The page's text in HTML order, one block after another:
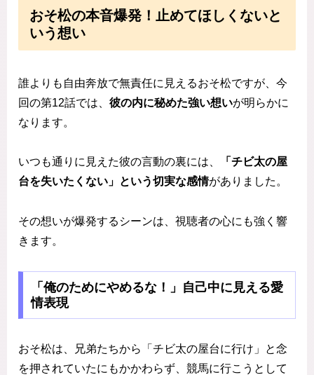
おそ松の本音爆発！止めてほしくないと
いう想い
誰よりも自由奔放で無責任に見えるおそ松ですが、今
回の第12話では、 彼の内に秘めた強い想いが明らかに
なります。
いつも通りに見えた彼の言動の裏には、
「チビ太の屋
台を失いたくない」という切実な感情がありました。
その想いが爆発するシーンは、視聴者の心にも強く響
きます。
「俺のためにやめるな！」自己中に見える愛
情表現
おそ松は、兄弟たちから「チビ太の屋台に行け」と念
を押されていたにもかかわらず、競馬に行こうとして